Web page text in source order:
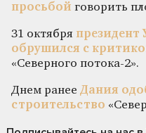
просьбой говорить
31 октября президент
обрушился с
«Северного потока-2».
Днем ранее Дания
строительство